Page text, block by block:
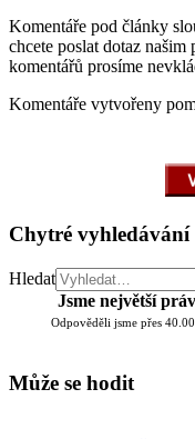
Komentáře pod články
chcete poslat dotaz
komentářů prosíme
Komentáře vytvořeny
Chytré vyhledávání
Hledat
Jsme největší
Odpověděli jsme přes
Může se hodit